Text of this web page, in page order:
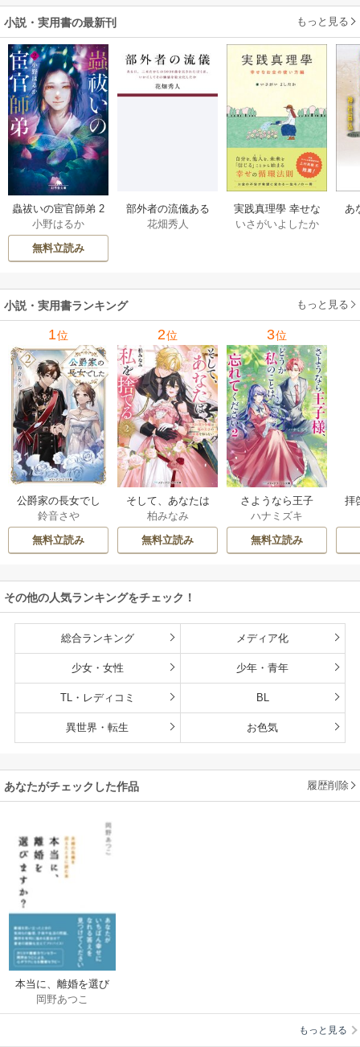
小説・実用書の最新刊 もっと見る
蟲祓いの宦官師弟 2
巻
小野はるか
無料立読み
部外者の流儀ある
日、三木たかしの5
したか 1巻
花畑秀人
実践真理學 幸せな
お金の使い方編 1巻
いさがいよしたか
あ
小説・実用書ランキング もっと見る
1位
公爵家の長女でし
た
鈴音さや
無料立読み
2位
そして、あなたは
私を捨てる
柏みなみ
無料立読み
3位
さようなら王子
様、どうか私のこ
とは忘れてくださ
い
ハナミズキ
無料立読み
拝
その他の人気ランキングをチェック！
総合ランキング メディア化
少女・女性 少年・青年
TL・レディコミ BL
異世界・転生 お色気
あなたがチェックした作品 履歴削除
本当に、離婚を選び
ますか？
岡野あつこ
もっと見る